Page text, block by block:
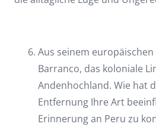
Aus seinem
Barranco, das koloniale
Andenhochland. Wie hat
Entfernung Ihre Art
Erinnerung an Peru zu